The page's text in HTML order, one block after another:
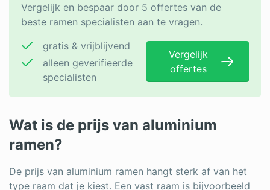
Vergelijk en bespaar door 5 offertes van de
beste ramen specialisten aan te vragen.
gratis & vrijblijvend
alleen geverifieerde
specialisten
Vergelijk
offertes
Wat is de prijs van aluminium
ramen?
De prijs van aluminium ramen hangt sterk af van het
type raam dat je kiest. Een vast raam is bijvoorbeeld